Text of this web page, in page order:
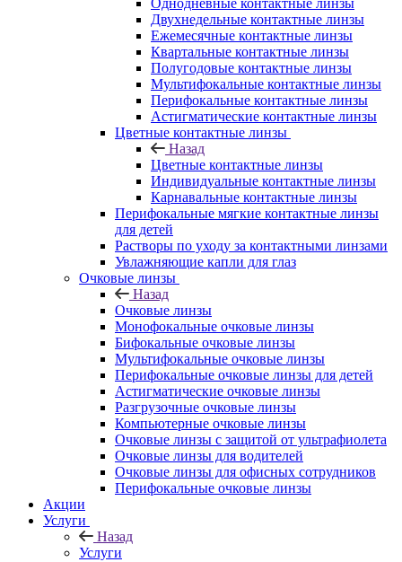
Однодневные контактные линзы
Двухнедельные контактные линзы
Ежемесячные контактные линзы
Квартальные контактные линзы
Полугодовые контактные линзы
Мультифокальные контактные линзы
Перифокальные контактные линзы
Астигматические контактные линзы
Цветные контактные линзы
Назад
Цветные контактные линзы
Индивидуальные контактные линзы
Карнавальные контактные линзы
Перифокальные мягкие контактные линзы
для детей
Растворы по уходу за контактными линзами
Увлажняющие капли для глаз
Очковые линзы
Назад
Очковые линзы
Монофокальные очковые линзы
Бифокальные очковые линзы
Мультифокальные очковые линзы
Перифокальные очковые линзы для детей
Астигматические очковые линзы
Разгрузочные очковые линзы
Компьютерные очковые линзы
Очковые линзы с защитой от ультрафиолета
Очковые линзы для водителей
Очковые линзы для офисных сотрудников
Перифокальные очковые линзы
Акции
Услуги
Назад
Услуги